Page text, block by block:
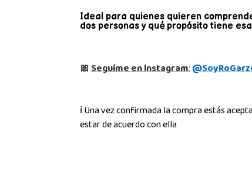
Ideal para quienes quieren
dos personas y qué propósito tiene
🎀Seguíme en lnstagram:
ℹ️ Una vez confirmada la compra estás
estar de acuerdo con ella